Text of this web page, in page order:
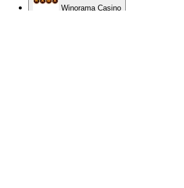
Winorama Casino